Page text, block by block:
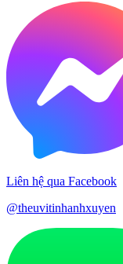
Liên hệ qua Facebook
@theuvitinhanhxuyen